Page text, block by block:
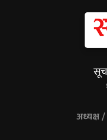
अध्यक्ष